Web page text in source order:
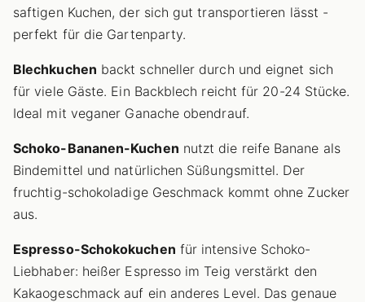
saftigen Kuchen, der sich gut transportieren lässt -
perfekt für die Gartenparty.
Blechkuchen backt schneller durch und eignet sich
für viele Gäste. Ein Backblech reicht für 20-24 Stücke.
Ideal mit veganer Ganache obendrauf.
Schoko-Bananen-Kuchen nutzt die reife Banane als
Bindemittel und natürlichen Süßungsmittel. Der
fruchtig-schokoladige Geschmack kommt ohne Zucker
aus.
Espresso-Schokokuchen für intensive Schoko-
Liebhaber: heißer Espresso im Teig verstärkt den
Kakaogeschmack auf ein anderes Level. Das genaue